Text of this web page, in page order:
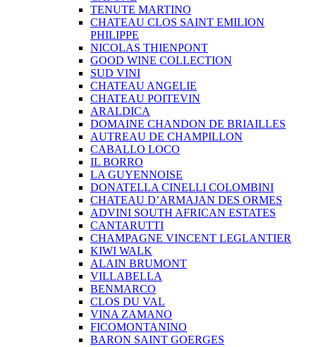
TENUTE MARTINO
CHATEAU CLOS SAINT EMILION
PHILIPPE
NICOLAS THIENPONT
GOOD WINE COLLECTION
SUD VINI
CHATEAU ANGELIE
CHATEAU POITEVIN
ARALDICA
DOMAINE CHANDON DE BRIAILLES
AUTREAU DE CHAMPILLON
CABALLO LOCO
IL BORRO
LA GUYENNOISE
DONATELLA CINELLI COLOMBINI
CHATEAU D’ARMAJAN DES ORMES
ADVINI SOUTH AFRICAN ESTATES
CANTARUTTI
CHAMPAGNE VINCENT LEGLANTIER
KIWI WALK
ALAIN BRUMONT
VILLABELLA
BENMARCO
CLOS DU VAL
VINA ZAMANO
FICOMONTANINO
BARON SAINT GOERGES